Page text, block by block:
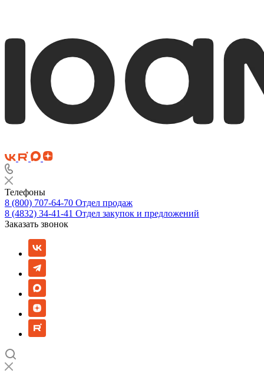
Телефоны
8 (800) 707-64-70 Отдел продаж
8 (4832) 34-41-41 Отдел закупок и предложений
Заказать звонок